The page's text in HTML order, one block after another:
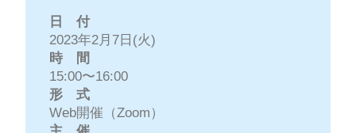
日 付
2023年2月7日(火)
時 間
15:00〜16:00
形 式
Web開催（Zoom）